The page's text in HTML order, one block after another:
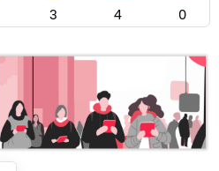
3 4 0